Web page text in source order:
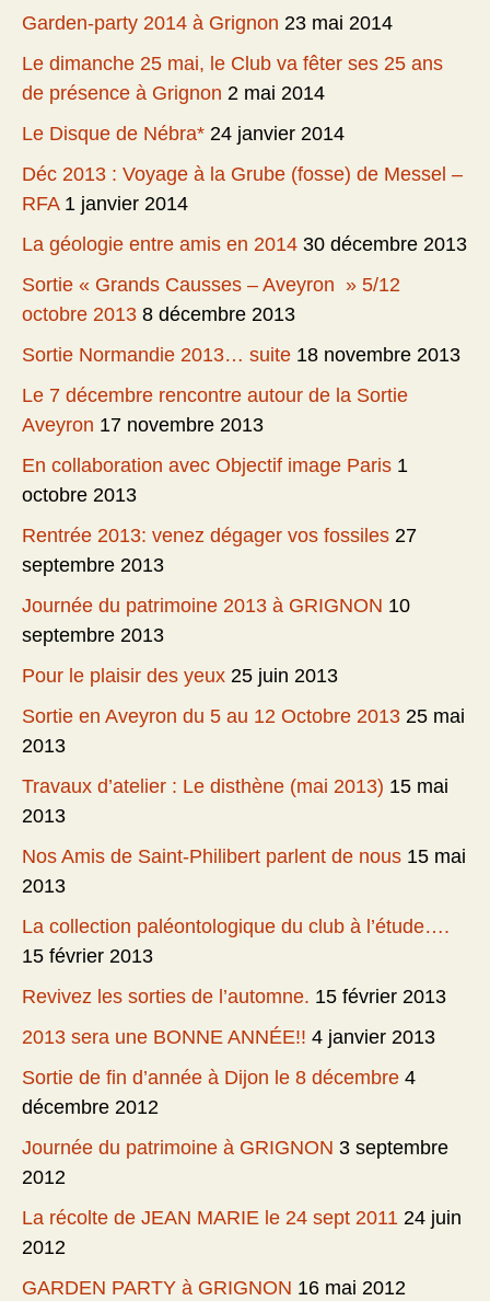
Garden-party 2014 à Grignon 23 mai 2014
Le dimanche 25 mai, le Club va fêter ses 25 ans
de présence à Grignon 2 mai 2014
Le Disque de Nébra* 24 janvier 2014
Déc 2013 : Voyage à la Grube (fosse) de Messel –
RFA 1 janvier 2014
La géologie entre amis en 2014 30 décembre 2013
Sortie « Grands Causses – Aveyron » 5/12
octobre 2013 8 décembre 2013
Sortie Normandie 2013… suite 18 novembre 2013
Le 7 décembre rencontre autour de la Sortie
Aveyron 17 novembre 2013
En collaboration avec Objectif image Paris 1
octobre 2013
Rentrée 2013: venez dégager vos fossiles 27
septembre 2013
Journée du patrimoine 2013 à GRIGNON 10
septembre 2013
Pour le plaisir des yeux 25 juin 2013
Sortie en Aveyron du 5 au 12 Octobre 2013 25 mai
2013
Travaux d’atelier : Le disthène (mai 2013) 15 mai
2013
Nos Amis de Saint-Philibert parlent de nous 15 mai
2013
La collection paléontologique du club à l’étude….
15 février 2013
Revivez les sorties de l’automne. 15 février 2013
2013 sera une BONNE ANNÉE!! 4 janvier 2013
Sortie de fin d’année à Dijon le 8 décembre 4
décembre 2012
Journée du patrimoine à GRIGNON 3 septembre
2012
La récolte de JEAN MARIE le 24 sept 2011 24 juin
2012
GARDEN PARTY à GRIGNON 16 mai 2012